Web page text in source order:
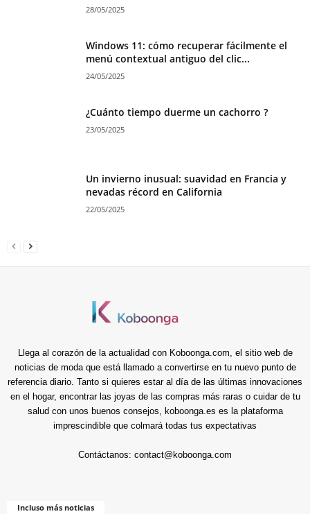
28/05/2025
Windows 11: cómo recuperar fácilmente el
menú contextual antiguo del clic...
24/05/2025
¿Cuánto tiempo duerme un cachorro ?
23/05/2025
Un invierno inusual: suavidad en Francia y
nevadas récord en California
22/05/2025
Llega al corazón de la actualidad con Koboonga.com, el sitio web de
noticias de moda que está llamado a convertirse en tu nuevo punto de
referencia diario. Tanto si quieres estar al día de las últimas innovaciones
en el hogar, encontrar las joyas de las compras más raras o cuidar de tu
salud con unos buenos consejos, koboonga.es es la plataforma
imprescindible que colmará todas tus expectativas
Contáctanos: contact@koboonga.com
Incluso más noticias